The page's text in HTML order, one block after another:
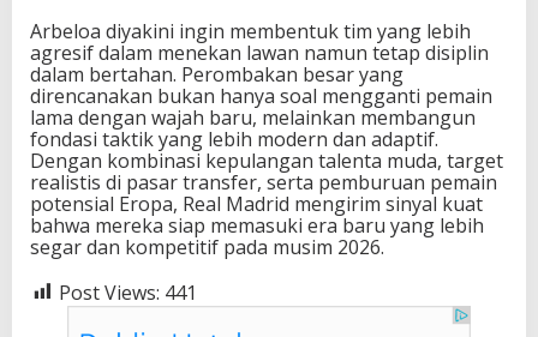
Arbeloa diyakini ingin membentuk tim yang lebih
agresif dalam menekan lawan namun tetap disiplin
dalam bertahan. Perombakan besar yang
direncanakan bukan hanya soal mengganti pemain
lama dengan wajah baru, melainkan membangun
fondasi taktik yang lebih modern dan adaptif.
Dengan kombinasi kepulangan talenta muda, target
realistis di pasar transfer, serta pemburuan pemain
potensial Eropa, Real Madrid mengirim sinyal kuat
bahwa mereka siap memasuki era baru yang lebih
segar dan kompetitif pada musim 2026.
Post Views: 441